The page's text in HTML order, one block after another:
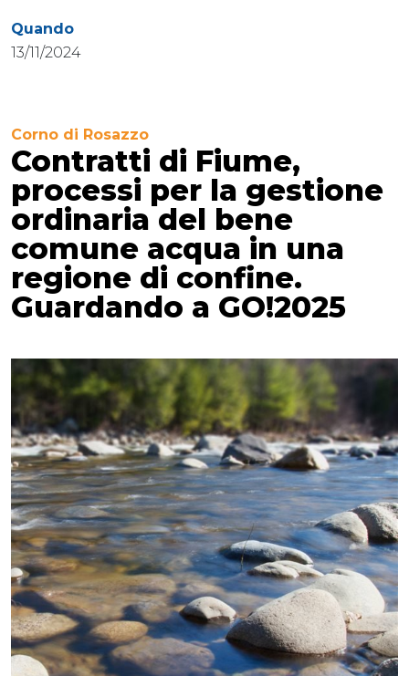
Quando
13/11/2024
Corno di Rosazzo
Contratti di Fiume,
processi per la gestione
ordinaria del bene
comune acqua in una
regione di confine.
Guardando a GO!2025